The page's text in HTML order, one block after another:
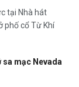
tại Nhà hát
phố cổ Từ Khí
sa mạc Nevada